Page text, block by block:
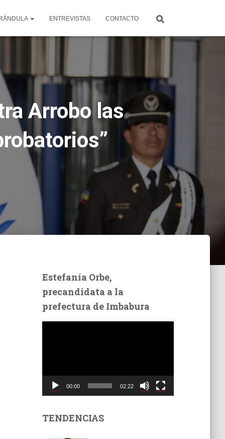
ENTREVISTAS CONTACTO
Arrobo las
Estefanía Orbe,
precandidata a la
prefectura de Imbabura
t
00:00 02:22
TENDENCIAS